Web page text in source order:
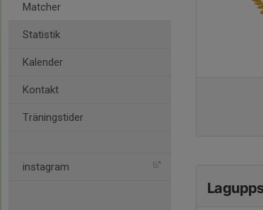
Matcher
Statistik
Kalender
Kontakt
Träningstider
instagram